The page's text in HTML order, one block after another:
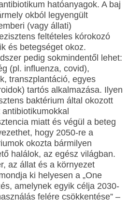
hatóanyagok. A baj
okból legyengült
(vagy állati)
feltételes kórokozó
és betegséget okoz.
pedig sokmindentől lehet:
(pl. influenza, covid),
transzplantáció, egyes
tartós alkalmazása. Ilyen
baktérium által okozott
miatt és végül a beteg
hogy 2050-re a
okozta bármilyen
halálok, az egész világban.
az állat és a környezet
ki helyesen a „One
amelynek egyik célja 2030-
felére csökkentése” –